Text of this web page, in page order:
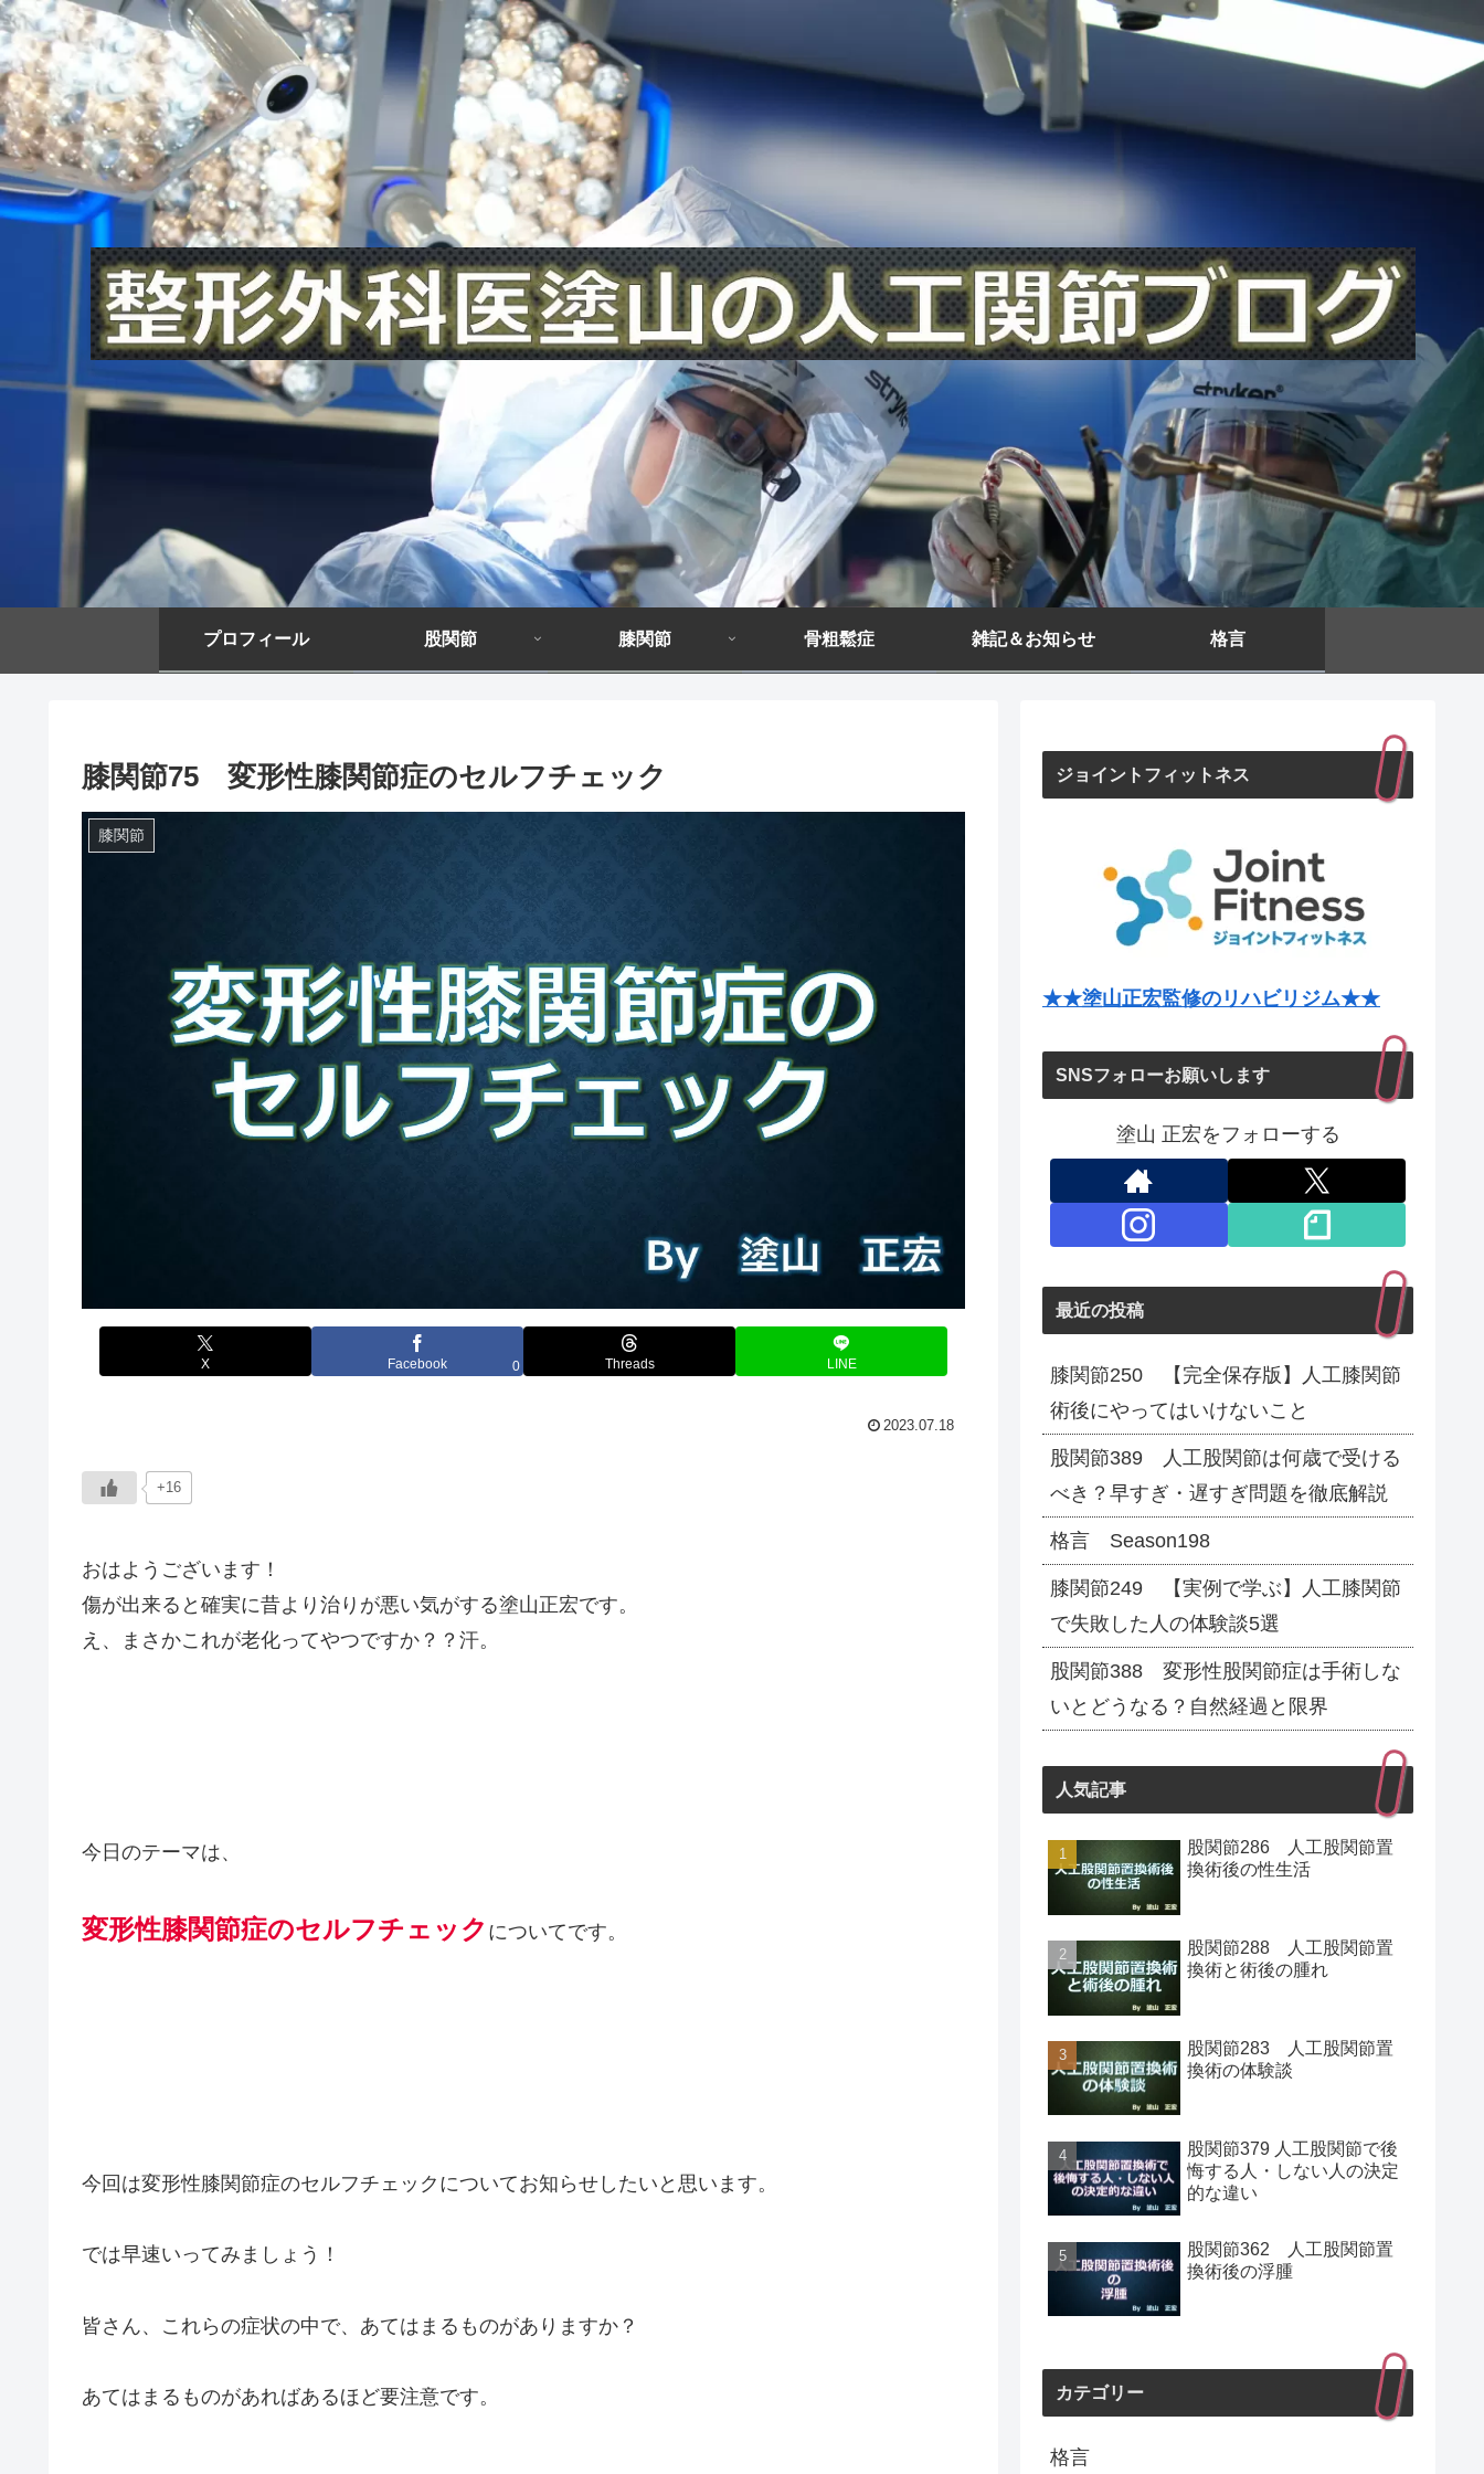
プロフィール 股関節 膝関節 骨粗鬆症 雑記＆お知らせ 格言
膝関節75 変形性膝関節症のセルフチェック
膝関節
X Facebook 0 Threads LINE
2023.07.18
+16
おはようございます！
傷が出来ると確実に昔より治りが悪い気がする塗山正宏です。
え、まさかこれが老化ってやつですか？？汗。
今日のテーマは、
変形性膝関節症のセルフチェック についてです。
今回は変形性膝関節症のセルフチェックについてお知らせしたいと思います。
では早速いってみましょう！
皆さん、これらの症状の中で、あてはまるものがありますか？
あてはまるものがあればあるほど要注意です。
ジョイントフィットネス
★★塗山正宏監修のリハビリジム★★
SNSフォローお願いします
塗山 正宏をフォローする
最近の投稿
膝関節250 【完全保存版】人工膝関節
術後にやってはいけないこと
股関節389 人工股関節は何歳で受ける
べき？早すぎ・遅すぎ問題を徹底解説
格言 Season198
膝関節249 【実例で学ぶ】人工膝関節
で失敗した人の体験談5選
股関節388 変形性股関節症は手術しな
いとどうなる？自然経過と限界
人気記事
股関節286 人工股関節置
換術後の性生活
股関節288 人工股関節置
換術と術後の腫れ
股関節283 人工股関節置
換術の体験談
股関節379 人工股関節で後
悔する人・しない人の決定
的な違い
股関節362 人工股関節置
換術後の浮腫
カテゴリー
格言